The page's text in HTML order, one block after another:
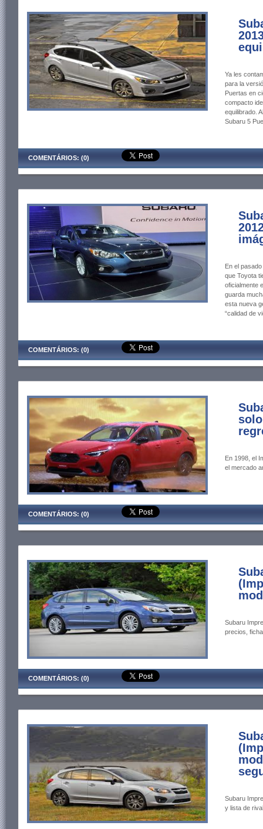
Ya les
para la
Puertas en
compacto
equilibrado.
Subaru 5
COMENTÁRIOS: (0)
En el
que Toyota
oficialmente
guarda
esta nueva
“calidad de
COMENTÁRIOS: (0)
En 1998, el
el mercado
COMENTÁRIOS: (0)
Subaru
precios,
COMENTÁRIOS: (0)
Subaru
y lista de